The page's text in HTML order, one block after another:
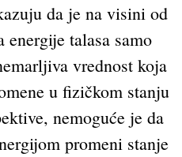
da je na visini od
energije talasa samo
vrednost koja
u fizičkom stanju
nemoguće je da
promeni stanje